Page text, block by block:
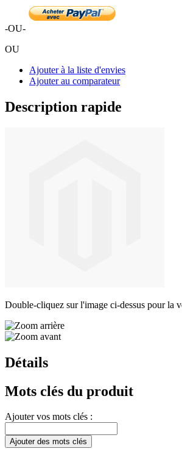
-OU-
OU
Ajouter à la liste d'envies
Ajouter au comparateur
Description rapide
Double-cliquez sur l'image ci-dessus pour la
Détails
Mots clés du produit
Ajouter vos mots clés :
Ajouter des mots clés